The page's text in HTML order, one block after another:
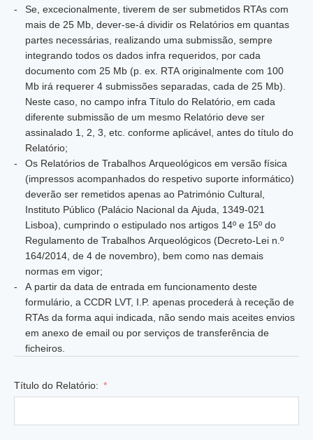
Se, excecionalmente, tiverem de ser submetidos RTAs com
mais de 25 Mb, dever-se-á dividir os Relatórios em quantas
partes necessárias, realizando uma submissão, sempre
integrando todos os dados infra requeridos, por cada
documento com 25 Mb (p. ex. RTA originalmente com 100
Mb irá requerer 4 submissões separadas, cada de 25 Mb).
Neste caso, no campo infra Título do Relatório, em cada
diferente submissão de um mesmo Relatório deve ser
assinalado 1, 2, 3, etc. conforme aplicável, antes do título do
Relatório;
Os Relatórios de Trabalhos Arqueológicos em versão física
(impressos acompanhados do respetivo suporte informático)
deverão ser remetidos apenas ao Património Cultural,
Instituto Público (Palácio Nacional da Ajuda, 1349-021
Lisboa), cumprindo o estipulado nos artigos 14º e 15º do
Regulamento de Trabalhos Arqueológicos (Decreto-Lei n.º
164/2014, de 4 de novembro), bem como nas demais
normas em vigor;
A partir da data de entrada em funcionamento deste
formulário, a CCDR LVT, I.P. apenas procederá à receção de
RTAs da forma aqui indicada, não sendo mais aceites envios
em anexo de email ou por serviços de transferência de
ficheiros.
Título do Relatório: